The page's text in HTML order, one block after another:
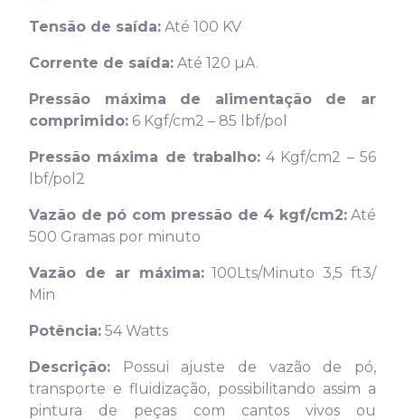
Tensão de saída: Até 100 KV
Corrente de saída: Até 120 µA.
Pressão máxima de alimentação de ar
comprimido: 6 Kgf/cm2 – 85 lbf/pol
Pressão máxima de trabalho:4 Kgf/cm2 – 56
lbf/pol2
Vazão de pó com pressão de 4 kgf/cm2:Até
500 Gramas por minuto
Vazão de ar máxima:100Lts/Minuto 3,5 ft3/
Min
Potência: 54 Watts
Descrição: Possui ajuste de vazão de pó,
transporte e fluidização, possibilitando assim a
pintura de peças com cantos vivos ou